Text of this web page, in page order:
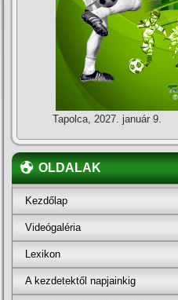
Tapolca, 2027. január 9.
OLDALAK
Kezdőlap
Videógaléria
Lexikon
A kezdetektől napjainkig